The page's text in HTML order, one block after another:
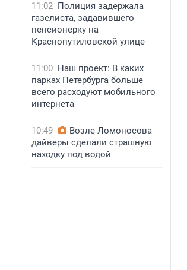
11:02 Полиция задержала
газелиста, задавившего
пенсионерку на
Краснопутиловской улице
11:00 Наш проект: В каких
парках Петербурга больше
всего расходуют мобильного
интернета
10:49
Возле Ломоносова
дайверы сделали страшную
находку под водой